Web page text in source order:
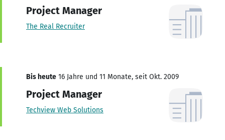
Project Manager
The Real Recruiter
Bis heute 16 Jahre und 11 Monate, seit Okt. 2009
Project Manager
Techview Web Solutions